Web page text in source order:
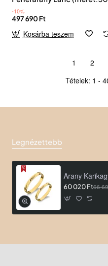
-10%
497 690 Ft
Kosárba teszem
1 2
Tételek: 1 -
Legnézettebb
60 020 Ft66